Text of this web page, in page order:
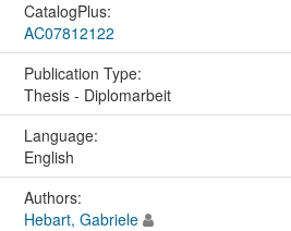
CatalogPlus:
AC07812122
Publication Type:
Thesis - Diplomarbeit
Language:
English
Authors:
Hebart, Gabriele